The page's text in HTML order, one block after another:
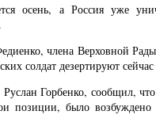
осень, а Россия уже
члена Верховной
солдат дезертируют
Горбенко, сообщил,
позиции, было